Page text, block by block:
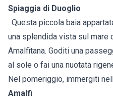
Spiaggia di Duoglio
. Questa piccola baia
una splendida vista sul mare
Amalfitana. Goditi una
al sole o fai una nuotata
Nel pomeriggio, immergiti
Amalfi